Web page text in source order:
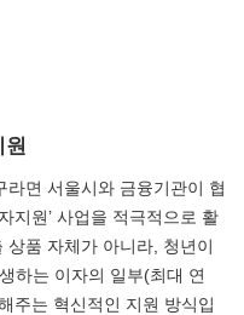
면 서울시와 금융기관이 협
지원’ 사업을 적극적으로 활
품 자체가 아니라, 청년이
하는 이자의 일부(최대 연
주는 혁신적인 지원 방식입